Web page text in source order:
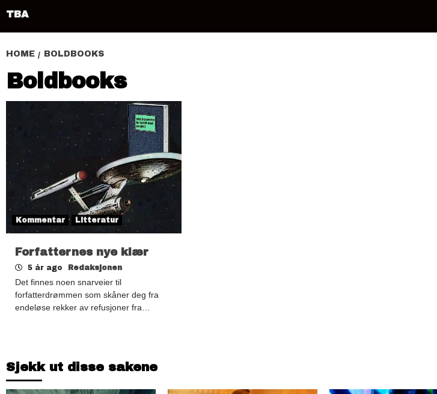
TBA
HOME BOLDBOOKS
Boldbooks
Kommentar Litteratur
Forfatternes nye klær
5 år ago Redaksjonen
Det finnes noen snarveier til
forfatterdrømmen som skåner deg fra
endeløse rekker av refusjoner fra…
Sjekk ut disse sakene